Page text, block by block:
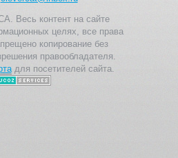
Весь контент на сайте
целях, все права
копирование без
правообладателя.
для посетителей сайта.